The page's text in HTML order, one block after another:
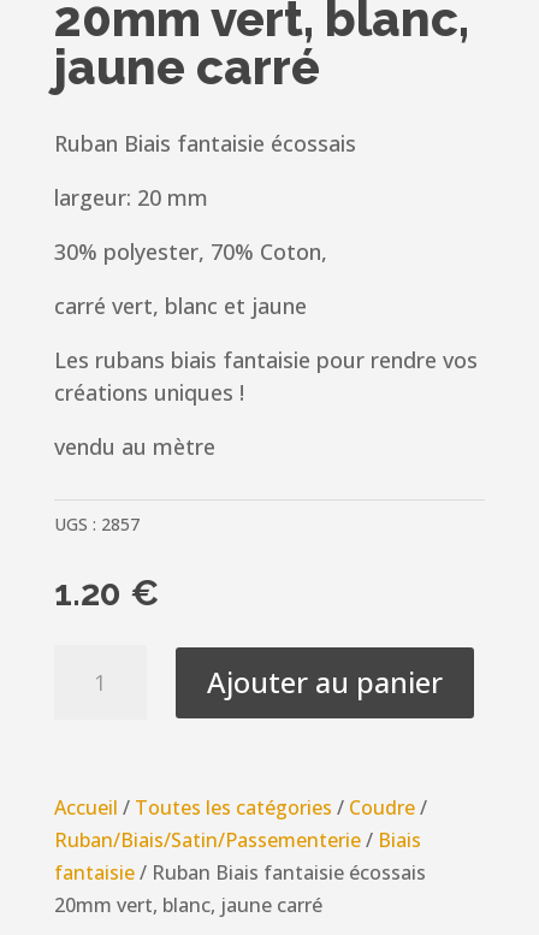
20mm vert, blanc,
jaune carré
Ruban Biais fantaisie écossais
largeur: 20 mm
30% polyester, 70% Coton,
carré vert, blanc et jaune
Les rubans biais fantaisie pour rendre vos
créations uniques !
vendu au mètre
UGS : 2857
1.20 €
écossais
20mm
vert,
blanc,
Ajouter au panier
Accueil / Toutes les catégories / Coudre/
Ruban/Biais/Satin/Passementerie/ Biais
fantaisie/ Ruban Biais fantaisie écossais
20mm vert, blanc, jaune carré